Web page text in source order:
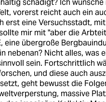
schädigt? Ich
vorerst reicht auch ein
erst eine Versuchsstadt,
mir mit "aber die
eine übergroße
nebenan? Nicht alles, was
sein. Fortschrittlich
und diese auch
geht bewusst die
massive